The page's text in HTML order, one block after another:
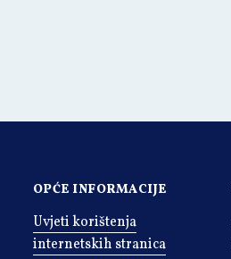
OPĆE INFORMACIJE
Uvjeti korištenja
internetskih stranica